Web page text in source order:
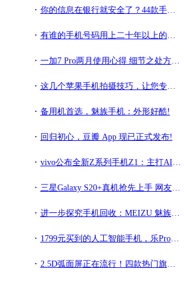
你的信息在银行就安全了？44款手机银行隐私政策测评报告!
有谁的手机号码用上二十年以上的？你就是一个值得信赖的人!
一加7 Pro两月使用心得 细节之处方显厚道!
这几个苹果手机拍摄技巧，让您专业得像用单反拍照！!
备用机首选，魅族手机：外形好酷!
回归初心，豆瓣 App 现已正式发布!
vivo公布全新Z系列手机Z1：主打AI拍照的高配置高性能千元机!
三星Galaxy S20+真机抢先上手 网友：2.5D屏幕回归？!
进一步探究手机回收：MEIZU 魅族 mCycle 香港回收工厂 参观!
1799元买到的人工智能手机，乐Pro3双摄AI版评价如何？!
2.5D弧面屏正在流行！四款热门旗舰全网通手机大比拼!